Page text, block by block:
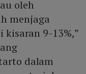
oleh
menjaga
9-13%,”
dalam